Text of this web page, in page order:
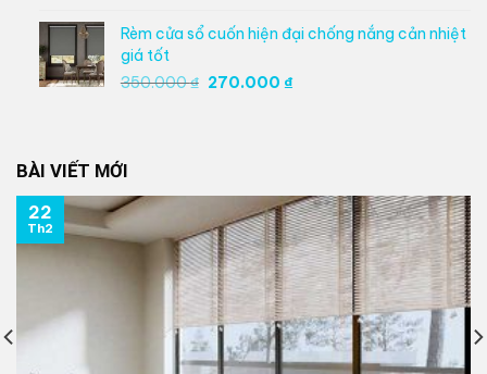
là:
350.000 ₫.
tại
là:
270.000 ₫.
Rèm cửa sổ cuốn hiện đại chống nắng cản nhiệt
giá tốt
350.000₫ Giá
270.000 ₫Giá
BÀI VIẾT MỚI
22
Th2